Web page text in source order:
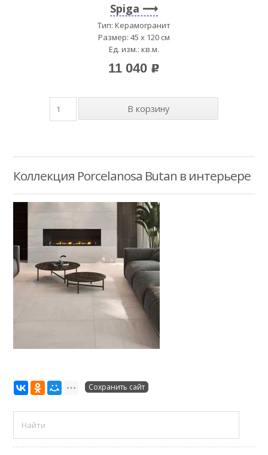
Spiga
Тип: Керамогранит
Размер: 45 x 120 см
Ед. изм.: кв.м.
11 040 p
Коллекция Porcelanosa Butan в интерьере
Сохранить сайт